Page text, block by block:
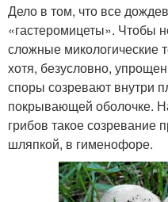
Дело в том, что все
«гастеромицеты». Чтобы
сложные микологические
хотя, безусловно,
споры созревают внутри
покрывающей оболочке.
грибов такое созревание
шляпкой, в гименофоре.